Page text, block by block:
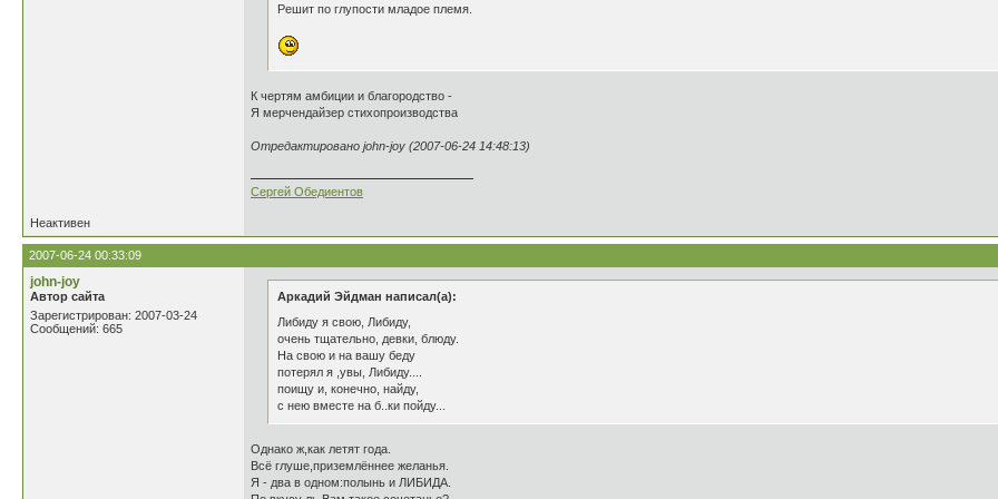
Решит по глупости младое племя.
К чертям амбиции и благородство -
Я мерчендайзер стихопроизводства
Отредактировано john-joy (2007-06-24 14:48:13)
Сергей Обедиентов
Неактивен
2007-06-24 00:33:09
john-joy
Автор сайта
Зарегистрирован: 2007-03-24
Сообщений: 665
Аркадий Эйдман написал(а):
Либиду я свою, Либиду,
очень тщательно, девки, блюду.
На свою и на вашу беду
потерял я ,увы, Либиду....
поищу и, конечно, найду,
с нею вместе на б..ки пойду...
Однако ж,как летят года.
Всё глуше,приземлённее желанья.
Я - два в одном:полынь и ЛИБИДА.